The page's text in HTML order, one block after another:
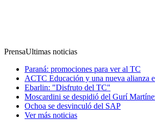
PrensaUltimas noticias
Paraná: promociones para ver al TC
ACTC Educación y una nueva alianza
Ebarlin: "Disfruto del TC"
Moscardini se despidió del Gurí
Ochoa se desvinculó del SAP
Ver más noticias